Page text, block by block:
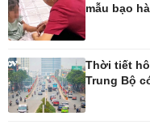
Ô tô - Xe máy
mẫu bạo
Thời tiết
Trung Bộ